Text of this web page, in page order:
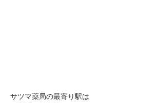
サツマ薬局の最寄り駅は